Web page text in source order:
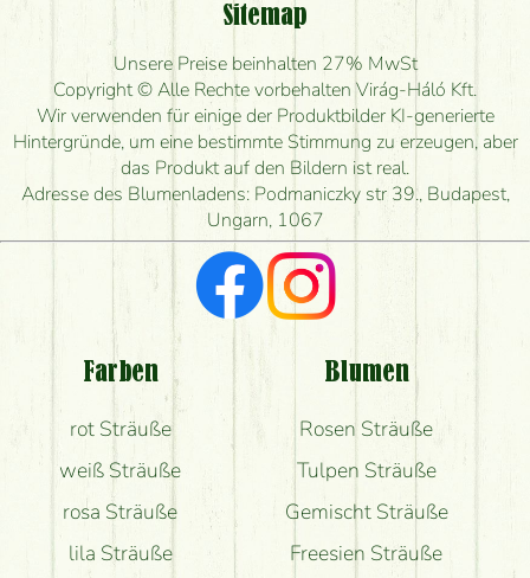
Ist eine Bestellung für ländliche Gebiete möglich?
Wie lange kann ich heute Blumen mit Lieferung
bestellen?
Wie schnell können Sie den Blumenstrauß
herstellen und wann können Sie ihn frühestens
liefern?
Ich suche rote Rosen, hast du welche?
Welche Rückmeldungen bekomme ich zum
Blumenversand?
Bekomme ich wirklich, was auf dem Bild zu sehen
Sitemap
Unsere Preise beinhalten 27% MwSt
Copyright © Alle Rechte vorbehalten Virág-Háló Kft.
Wir verwenden für einige der Produktbilder KI-generierte
Hintergründe, um eine bestimmte Stimmung zu erzeugen, aber
das Produkt auf den Bildern ist real.
Adresse des Blumenladens: Podmaniczky str 39., Budapest,
Ungarn, 1067
Farben
rot Sträuße
weiß Sträuße
rosa Sträuße
lila Sträuße
Blumen
Rosen Sträuße
Tulpen Sträuße
Gemischt Sträuße
Freesien Sträuße